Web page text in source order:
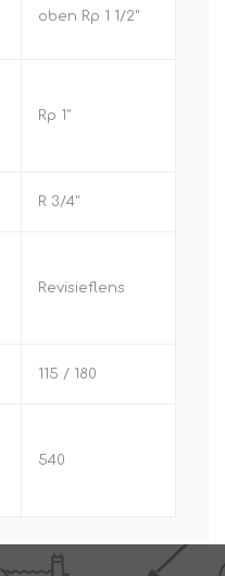
oben Rp 1 1/2"
Rp 1"
R 3/4"
Revisieflens
115 / 180
540